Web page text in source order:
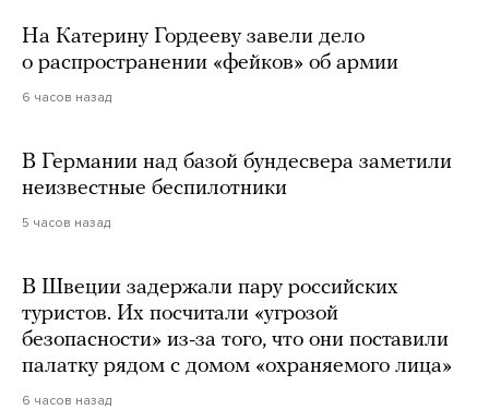
На Катерину Гордееву завели дело
о распространении «фейков» об армии
6 часов назад
В Германии над базой бундесвера заметили
неизвестные беспилотники
5 часов назад
В Швеции задержали пару российских
туристов. Их посчитали «угрозой
безопасности» из-за того, что они поставили
палатку рядом с домом «охраняемого лица»
6 часов назад